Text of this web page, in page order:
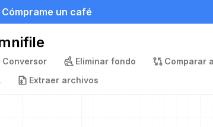
Cómprame un café
Conversor Eliminar fondo Comparar
Extraer archivos